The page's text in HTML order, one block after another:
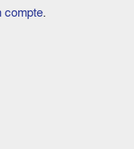
compte.